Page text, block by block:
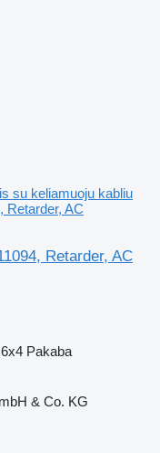
su keliamuoju kabliu
Retarder, AC
Retarder, AC
6x4 Pakaba
& Co. KG